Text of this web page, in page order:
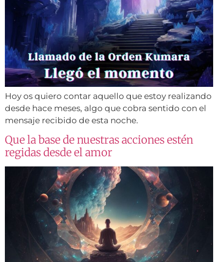
Hoy os quiero contar aquello que estoy realizando
desde hace meses, algo que cobra sentido con el
mensaje recibido de esta noche.
Que la base de nuestras acciones estén
regidas desde el amor